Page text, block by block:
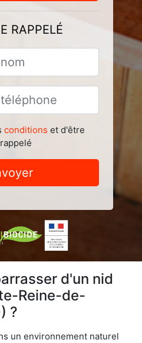
RAPPELÉ
conditions et d'être
rappelé
d'un nid
Reine-de-
?
un environnement naturel